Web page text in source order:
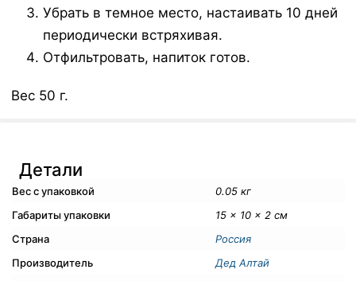
Убрать в темное место, настаивать 10 дней
периодически встряхивая.
Отфильтровать, напиток готов.
Вес 50 г.
Детали
Вес с упаковкой
0.05 кг
Габариты упаковки
15 × 10 × 2 см
Страна
Россия
Производитель
Дед Алтай